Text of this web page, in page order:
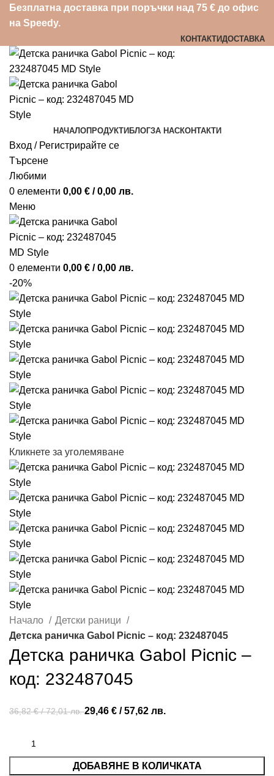
Безплатна доставка при поръчки над 75 € до офис
на Speedy.
КОНТАКТИДОСТАВКА
НАЧАЛОПРОДУКТИ БЛОГЗА НАСКОНТАКТИ
Вход / Регистрирайте се
Търсене
Любими
0 елементи 0,00 € / 0,00 лв.
Меню
0 елементи 0,00 € / 0,00 лв.
-20%
Кликнете за уголемяване
Начало
Детски рaници
Детска раничка Gabol Picnic – код: 232487045
Детска раничка Gabol Picnic –
код: 232487045
36,82€/ 72,01 лв.29,46 € / 57,62 лв.
ДОБАВЯНЕ В КОЛИЧКАТА